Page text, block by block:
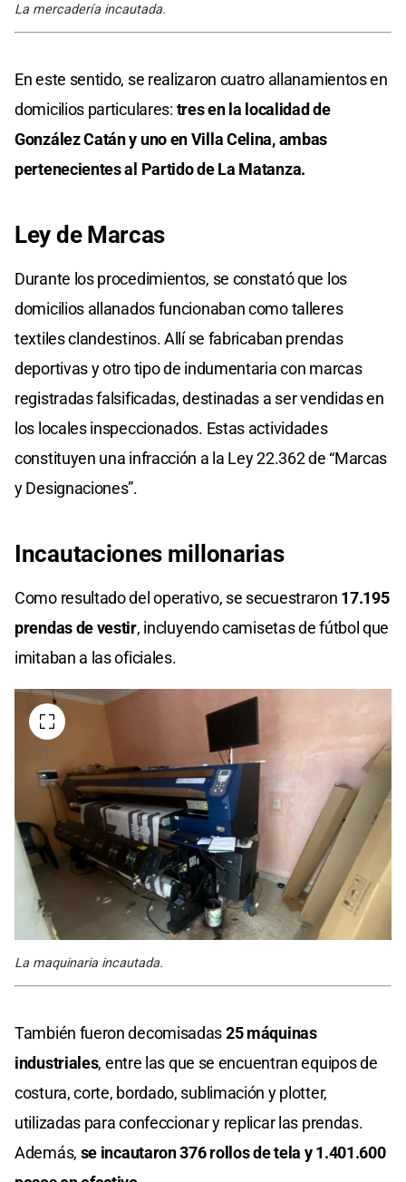
La mercadería incautada.
En este sentido, se realizaron cuatro allanamientos en
domicilios particulares: tres en la localidad de
González Catán y uno en Villa Celina, ambas
pertenecientes al Partido de La Matanza.
Ley de Marcas
Durante los procedimientos, se constató que los
domicilios allanados funcionaban como talleres
textiles clandestinos. Allí se fabricaban prendas
deportivas y otro tipo de indumentaria con marcas
registradas falsificadas, destinadas a ser vendidas en
los locales inspeccionados. Estas actividades
constituyen una infracción a la Ley 22.362 de “Marcas
y Designaciones”.
Incautaciones millonarias
Como resultado del operativo, se secuestraron 17.195
prendas de vestir, incluyendo camisetas de fútbol que
imitaban a las oficiales.
La maquinaria incautada.
También fueron decomisadas25 máquinas
industriales, entre las que se encuentran equipos de
costura, corte, bordado, sublimación y plotter,
utilizadas para confeccionar y replicar las prendas.
Además, se incautaron 376 rollos de tela y 1.401.600